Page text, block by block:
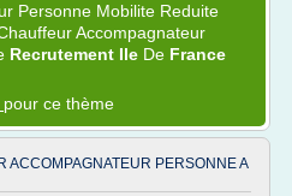
Personne Mobilite Reduite
Accompagnateur
Recrutement Ile De France
pour ce thème
ACCOMPAGNATEUR PERSONNE A